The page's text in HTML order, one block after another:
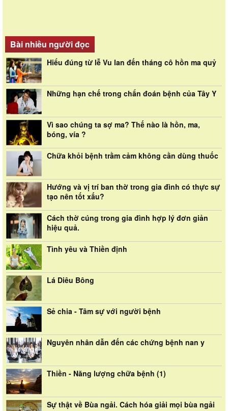
Bài nhiều người đọc
Hiểu đúng từ lễ Vu lan đến tháng cô hồn ma quỷ
Những hạn chế trong chẩn đoán bệnh của Tây Y
Vì sao chúng ta sợ ma? Thế nào là hồn, ma,
bóng, vía ?
Chữa khỏi bệnh trầm cảm không cần dùng thuốc
Hướng và vị trí ban thờ trong gia đình có thực sự
tạo nên tốt xấu?
Cách thờ cúng trong gia đình hợp lý đơn giản
hiệu quả.
Tình yêu và Thiền định
Lá Diêu Bông
Sẻ chia - Tâm sự với người bệnh
Nguyên nhân dẫn đến các chứng bệnh nan y
Thiền - Năng lượng chữa bệnh (1)
Sự thật về Bùa ngải. Cách hóa giải mọi bùa ngải